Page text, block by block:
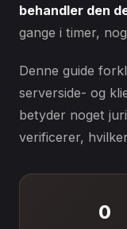
behandler den
gange i timer,
Denne guide
serverside- og
betyder noget
verificerer,
0